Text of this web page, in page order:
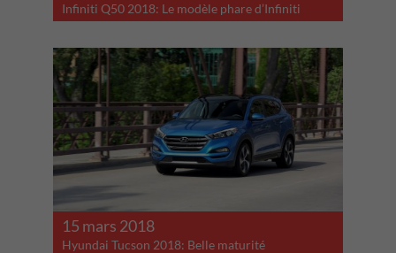
Infiniti Q50 2018: Le modèle phare d’Infiniti
15 mars 2018
Hyundai Tucson 2018: Belle maturité